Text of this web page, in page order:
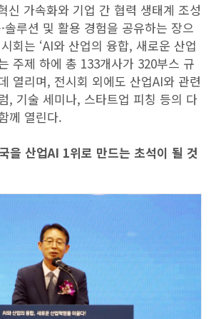
신 가속화와 기업 간 협력 생태계 조성
솔루션 및 활용 경험을 공유하는 장으
회는 ‘AI와 산업의 융합, 새로운 산업
주제 하에 총 133개사가 320부스 규
열리며, 전시회 외에도 산업AI와 관련
, 기술 세미나, 스타트업 피칭 등의 다
께 열린다.
을 산업AI 1위로 만드는 초석이 될 것